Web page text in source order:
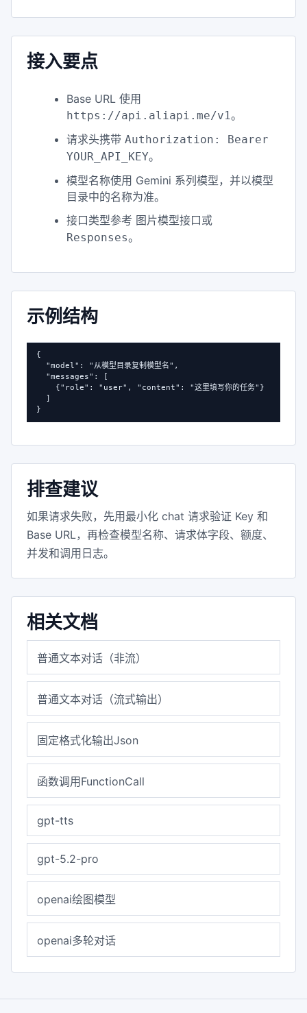
接入要点
Base URL 使用
https://api.aliapi.me/v1。
请求头携带 Authorization: Bearer
YOUR_API_KEY。
模型名称使用 Gemini 系列模型，并以模型
目录中的名称为准。
接口类型参考 图片模型接口或
Responses。
示例结构
{
  "model": "从模型目录复制模型名",
  "messages": [
    {"role": "user", "content": "这里填写你的任务"}
  ]
}
排查建议
如果请求失败，先用最小化 chat 请求验证 Key 和
Base URL，再检查模型名称、请求体字段、额度、
并发和调用日志。
相关文档
普通文本对话（非流）
普通文本对话（流式输出）
固定格式化输出Json
函数调用FunctionCall
gpt-tts
gpt-5.2-pro
openai绘图模型
openai多轮对话